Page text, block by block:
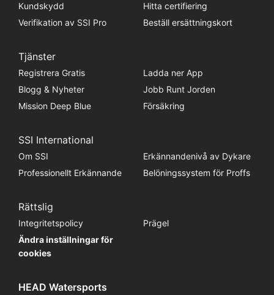
Kundskydd
Hitta certifiering
Verifikation av SSI Pro
Beställ ersättningskort
Tjänster
Registrera Gratis
Ladda ner App
Blogg & Nyheter
Jobb Runt Jorden
Mission Deep Blue
Försäkring
SSI International
Om SSI
Erkännandenivå av Dykare
Professionellt Erkännande
Belöningssystem för Proffs
Rättslig
Integritetspolicy
Prägel
Ändra inställningar för
cookies
HEAD Watersports